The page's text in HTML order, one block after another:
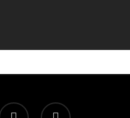
linkedin email